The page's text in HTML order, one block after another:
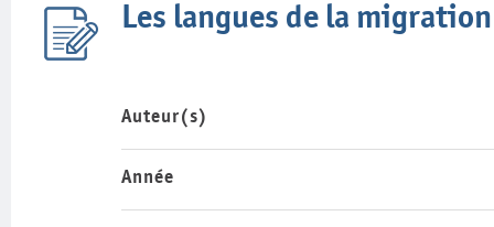
Les langues de la
Auteur(s)
Année